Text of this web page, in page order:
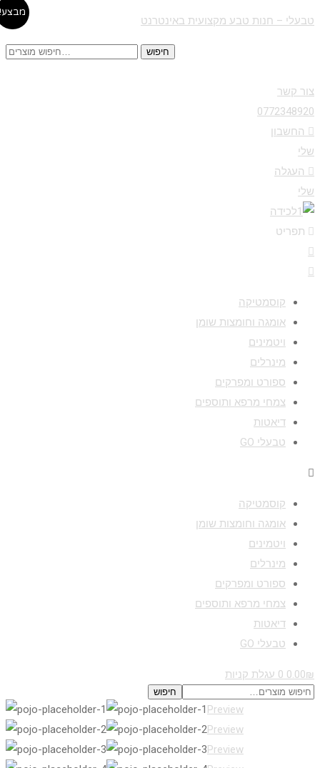
טבעלי – חנות טבע מקצועית באינטרנט
חיפוש
חיפוש
צור קשר
0772348920
החשבון
שלי
העגלה
שלי
תפריט
Menu
קוסמטיקה
אומגה וחומצות שומן
ויטמינים
מינרלים
ספורט ומפרקים
צמחי מרפא ותוספים
דיאטות
טבעלי GO
Menu
קוסמטיקה
אומגה וחומצות שומן
ויטמינים
מינרלים
ספורט ומפרקים
צמחי מרפא ותוספים
דיאטות
טבעלי GO
0.00₪
0 עגלת קניות
חיפוש
חיפוש
Preview
Preview
Preview
מבצע!